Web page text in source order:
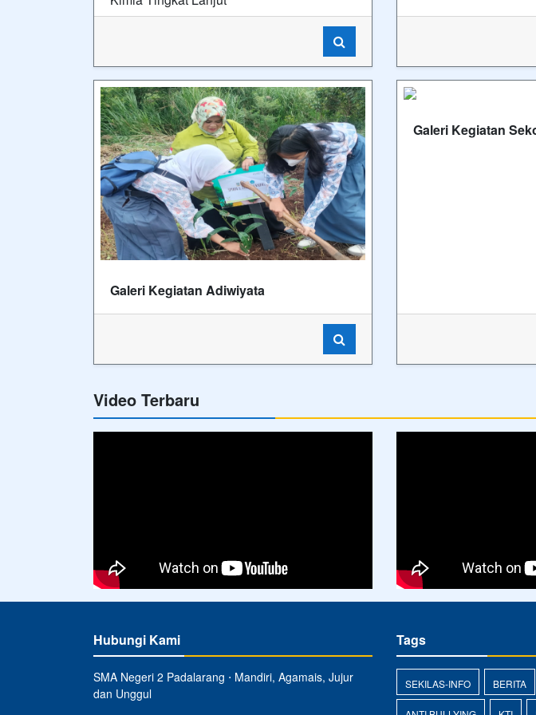
Galeri Kegiatan Adiwiyata
Galeri Kegiatan
Video Terbaru
Hubungi Kami
SMA Negeri 2 Padalarang ⋅ Mandiri, Agamais, Jujur
dan Unggul
Tags
SEKILAS-INFO BERITA